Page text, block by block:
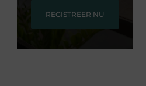
REGISTREER NU